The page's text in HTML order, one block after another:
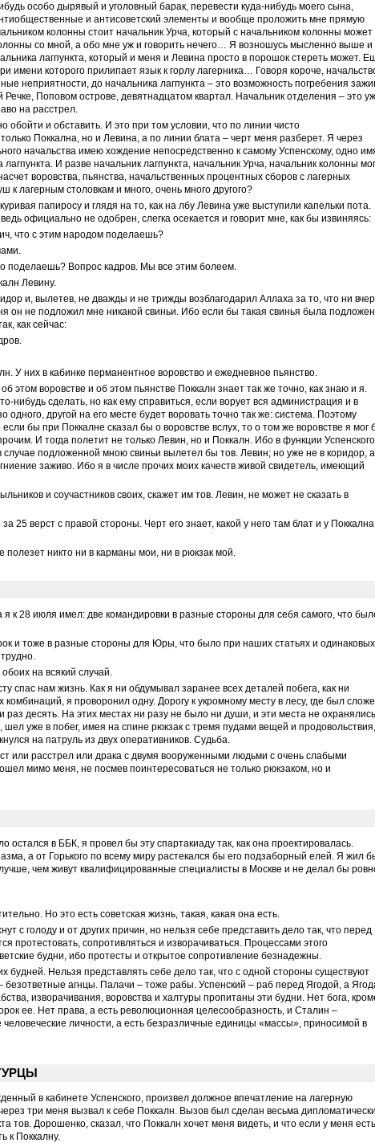
особо дырявый и уголовный барак, перевести куда-нибудь моего сына,
и антисоветский элементы и вообще проложить мне прямую
колонны стоит начальник Урча, который с начальником колонны может
со мной, а обо мне уж и говорить нечего… Я возношусь мысленно выше и
лагпункта, который и меня и Левина просто в порошок стереть может.
имени которого прилипает язык к горлу лагерника… Говоря короче,
неприятности, до начальника лагпункта – это возможность погребения
Речке, Поповом острове, девятнадцатом квартал. Начальник отделения – это
на расстрел.
обойти и обставить. И это при том условии, что по линии чисто
Поккална, но и Левина, а по линии блата – черт меня разберет. Я через
начальства имею хождение непосредственно к самому Успенскому, одно
лагпункта. И разве начальник лагпункта, начальник Урча, начальник колонны
воровства, пьянства, начальственных процентных сборов с лагерных
к лагерным столовкам и много, очень много другого?
папиросу и глядя на то, как на лбу Левина уже выступили капельки пота.
официально не одобрен, слегка осекается и говорит мне, как бы извиняясь:
что с этим народом поделаешь?
поделаешь? Вопрос кадров. Мы все этим болеем.
Левину.
и, вылетев, не дважды и не трижды возблагодарил Аллаха за то, что ни
он не подложил мне никакой свиньи. Ибо если бы такая свинья была
как сейчас:
У них в кабинке перманентное воровство и ежедневное пьянство.
этом воровстве и об этом пьянстве Поккалн знает так же точно, как знаю и я.
нибудь сделать, но как ему справиться, если ворует вся администрация и в
другой на его месте будет воровать точно так же: система. Поэтому
бы при Поккалне сказал бы о воровстве вслух, то о том же воровстве я мог
И тогда полетит не только Левин, но и Поккалн. Ибо в функции Успенского
случае подложенной мною свиньи вылетел бы тов. Левин; но уже не в коридор,
заживо. Ибо я в числе прочих моих качеств живой свидетель, имеющий
и соучастников своих, скажет им тов. Левин, не может не сказать в
25 верст с правой стороны. Черт его знает, какой у него там блат и у
полезет никто ни в карманы мои, ни в рюкзак мой.
я к 28 июля имел: две командировки в разные стороны для себя самого, что
и тоже в разные стороны для Юры, что было при наших статьях и одинаковых
на всякий случай.
спас нам жизнь. Как я ни обдумывал заранее всех деталей побега, как ни
я проворонил одну. Дорогу к укромному месту в лесу, где был
десять. На этих местах ни разу не было ни души, и эти места не
шел уже в побег, имея на спине рюкзак с тремя пудами вещей и
на патруль из двух оперативников. Судьба.
или расстрел или драка с двумя вооруженными людьми с очень слабыми
мимо меня, не посмев поинтересоваться не только рюкзаком, но и
остался в ББК, я провел бы эту спартакиаду так, как она проектировалась.
а от Горького по всему миру растекался бы его подзаборный елей. Я жил
чем живут квалифицированные специалисты в Москве и не делал бы
Но это есть советская жизнь, такая, какая она есть.
с голоду и от других причин, но нельзя себе представить дело так, что перед
протестовать, сопротивляться и изворачиваться. Процессами этого
будни, ибо протесты и открытое сопротивление безнадежны.
будней. Нельзя представлять себе дело так, что с одной стороны существуют
агнцы. Палачи – тоже рабы. Успенский – раб перед Ягодой, а
изворачивания, воровства и халтуры пропитаны эти будни. Нет бога,
ее. Нет права, а есть революционная целесообразность, и Сталин –
личности, а есть безразличные единицы «массы», приносимой в
в кабинете Успенского, произвел должное впечатление на лагерную
три меня вызвал к себе Поккалн. Вызов был сделан весьма
тов. Дорошенко, сказал, что Поккалн хочет меня видеть, и что если у меня есть
к Поккалну.